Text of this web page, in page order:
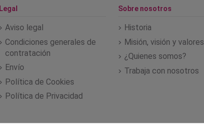
Legal
Aviso legal
Condiciones generales de
contratación
Envío
Política de Cookies
Política de Privacidad
Sobre nosotros
Historia
Misión, visión y valores
¿Quienes somos?
Trabaja con nosotros